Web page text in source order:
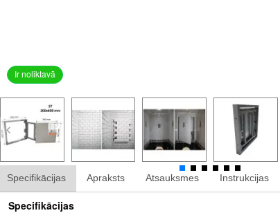
lūka zem flīzes BAULuke ST20x30 Revīzijas lūka zem
Ir noliktavā
Specifikācijas Apraksts Atsauksmes Instrukcijas
Specifikācijas